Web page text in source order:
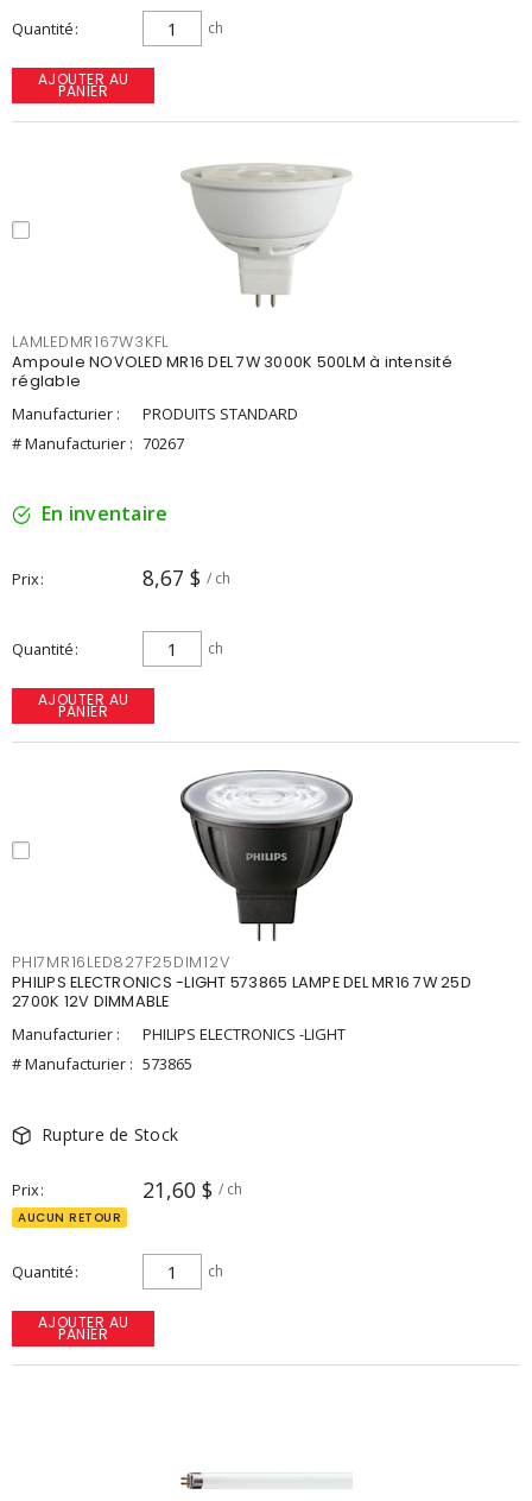
Quantité ch
AJOUTER AU
PANIER
LAMLEDMR167W3KFL
Ampoule NOVOLED MR16 DEL 7W 3000K 500LM à intensité
réglable
Manufacturier :
PRODUITS STANDARD
# Manufacturier : 70267
En inventaire
Prix 8,67 $ / ch
Quantité ch
AJOUTER AU
PANIER
PHI7MR16LED827F25DIM12V
PHILIPS ELECTRONICS -LIGHT 573865 LAMPE DEL MR16 7W 25D
2700K 12V DIMMABLE
Manufacturier :
PHILIPS ELECTRONICS -LIGHT
# Manufacturier : 573865
Rupture de Stock
Prix 21,60 $ / ch
AUCUN RETOUR
Quantité ch
AJOUTER AU
PANIER